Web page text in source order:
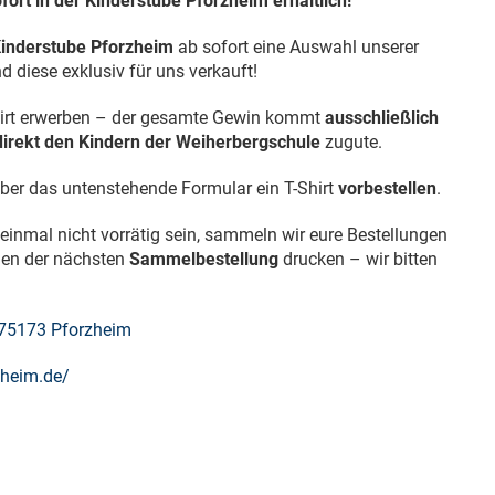
Pforzheim ab sofort eine Auswahl unserer
diese exklusiv für uns verkauft!
erwerben – der gesamte Gewin kommt ausschließlich
den Kindern der Weiherbergschulezugute.
das untenstehende Formular ein T-Shirt vorbestellen.
nicht vorrätig sein, sammeln wir eure Bestellungen
der nächsten Sammelbestellungdrucken – wir bitten
Pforzheim